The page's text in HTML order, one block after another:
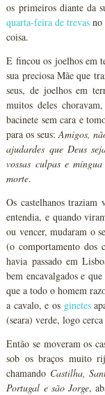
os primeiros diante da
quarta-feira de trevas no
coisa.
E fincou os joelhos em
sua preciosa Mãe que
seus, de joelhos em
muitos deles
bacinete sem cara e
para os seus:Amigos,
ajudardes que Deus
vossas culpas e
morte.
Os castelhanos
entendia, e quando
ou vencer, mudaram o
(o comportamento dos
havia passado em
bem encavalgados e
que a todo o homem
a cavalo, e os ginetes
(seara) verde, logo
Então se moveram os
sob os braços muito
chamando Castilha,
Portugal e são Jorge,